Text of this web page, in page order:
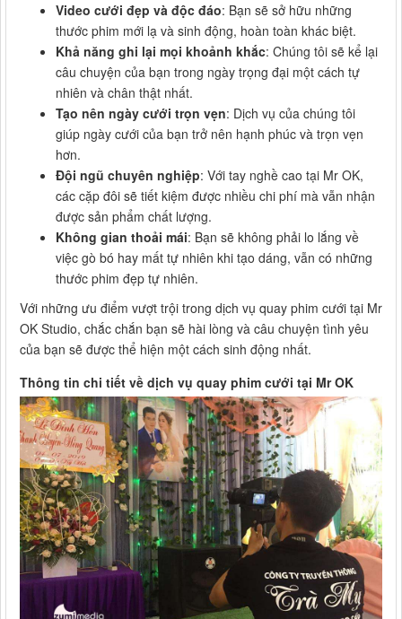
Video cưới đẹp và độc đáo: Bạn sẽ sở hữu những
thước phim mới lạ và sinh động, hoàn toàn khác biệt.
Khả năng ghi lại mọi khoảnh khắc: Chúng tôi sẽ kể lại
câu chuyện của bạn trong ngày trọng đại một cách tự
nhiên và chân thật nhất.
Tạo nên ngày cưới trọn vẹn: Dịch vụ của chúng tôi
giúp ngày cưới của bạn trở nên hạnh phúc và trọn vẹn
hơn.
Đội ngũ chuyên nghiệp: Với tay nghề cao tại Mr OK,
các cặp đôi sẽ tiết kiệm được nhiều chi phí mà vẫn nhận
được sản phẩm chất lượng.
Không gian thoải mái: Bạn sẽ không phải lo lắng về
việc gò bó hay mất tự nhiên khi tạo dáng, vẫn có những
thước phim đẹp tự nhiên.
Với những ưu điểm vượt trội trong dịch vụ quay phim cưới tại Mr
OK Studio, chắc chắn bạn sẽ hài lòng và câu chuyện tình yêu
của bạn sẽ được thể hiện một cách sinh động nhất.
Thông tin chi tiết về dịch vụ quay phim cưới tại Mr OK